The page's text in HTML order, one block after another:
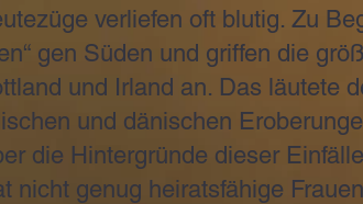
verliefen oft blutig. Zu
gen Süden und griffen die
und Irland an. Das läutete
und dänischen
die Hintergründe dieser
nicht genug heiratsfähige